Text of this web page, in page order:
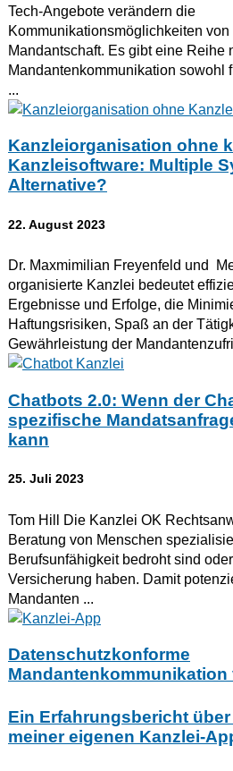
Tech-Angebote verändern die
Kommunikationsmöglichkeiten
Mandantschaft. Es gibt eine Reihe
Mandantenkommunikation sowohl
...
Kanzleiorganisation ohne
Kanzleisoftware: Multiple
Alternative?
22. August 2023
Dr. Maxmimilian Freyenfeld und
organisierte Kanzlei bedeutet
Ergebnisse und Erfolge, die
Haftungsrisiken, Spaß an der
Gewährleistung der
Chatbots 2.0: Wenn der
spezifische
kann
25. Juli 2023
Tom Hill Die Kanzlei OK
Beratung von Menschen
Berufsunfähigkeit bedroht sind
Versicherung haben. Damit
Mandanten ...
Datenschutzkonforme
Mandantenkommunikation
Ein Erfahrungsbericht
meiner eigenen Kanzlei-